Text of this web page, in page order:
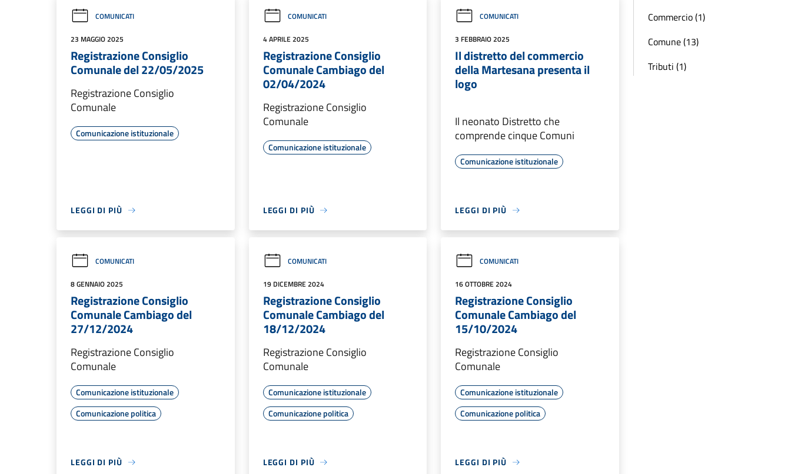
COMUNICATI
23 MAGGIO 2025
Registrazione Consiglio
Comunale del 22/05/2025
Registrazione Consiglio
Comunale
Comunicazione istituzionale
LEGGI DI PIÙ
COMUNICATI
4 APRILE 2025
Registrazione Consiglio
Comunale Cambiago del
02/04/2024
Registrazione Consiglio
Comunale
Comunicazione istituzionale
LEGGI DI PIÙ
COMUNICATI
3 FEBBRAIO 2025
Il distretto del commercio
della Martesana presenta il
logo
Il neonato Distretto che
comprende cinque Comuni
Comunicazione istituzionale
LEGGI DI PIÙ
COMUNICATI
8 GENNAIO 2025
Registrazione Consiglio
Comunale Cambiago del
27/12/2024
Registrazione Consiglio
Comunale
Comunicazione istituzionale
Comunicazione politica
LEGGI DI PIÙ
COMUNICATI
19 DICEMBRE 2024
Registrazione Consiglio
Comunale Cambiago del
18/12/2024
Registrazione Consiglio
Comunale
Comunicazione istituzionale
Comunicazione politica
LEGGI DI PIÙ
COMUNICATI
16 OTTOBRE 2024
Registrazione Consiglio
Comunale Cambiago del
15/10/2024
Registrazione Consiglio
Comunale
Comunicazione istituzionale
Comunicazione politica
LEGGI DI PIÙ
Commercio (1)
Comune (13)
Tributi (1)